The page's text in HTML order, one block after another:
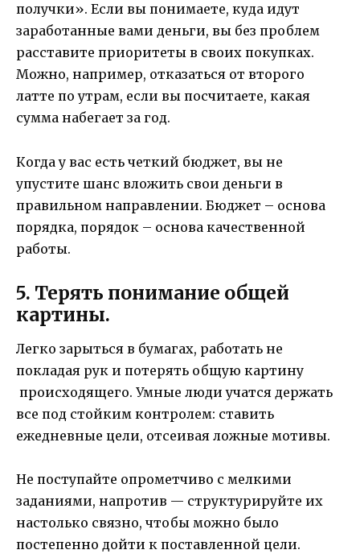
получки». Если вы понимаете, куда идут
заработанные вами деньги, вы без проблем
расставите приоритеты в своих покупках.
Можно, например, отказаться от второго
латте по утрам, если вы посчитаете, какая
сумма набегает за год.
Когда у вас есть четкий бюджет, вы не
упустите шанс вложить свои деньги в
правильном направлении. Бюджет – основа
порядка, порядок – основа качественной
работы.
5. Терять понимание общей
картины.
Легко зарыться в бумагах, работать не
покладая рук и потерять общую картину
происходящего. Умные люди учатся держать
все под стойким контролем: ставить
ежедневные цели, отсеивая ложные мотивы.
Не поступайте опрометчиво с мелкими
заданиями, напротив — структурируйте их
настолько связно, чтобы можно было
постепенно дойти к поставленной цели.